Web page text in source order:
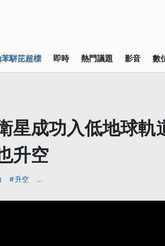
駢芘超標 即時 熱門議題 影音 數
星成功入低地球軌
升空
升空 ...